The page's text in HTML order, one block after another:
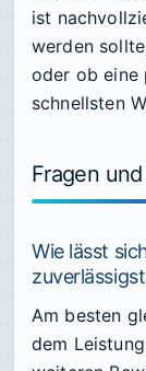
ist
werden
oder ob eine
schnellsten
Fragen
Wie lässt
Am besten
dem